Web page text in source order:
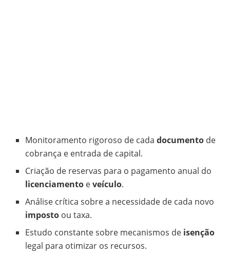
Monitoramento rigoroso de cadadocumento de
cobrança e entrada de capital.
Criação de reservas para o pagamento anual do
licenciamento eveículo.
Análise crítica sobre a necessidade de cada novo
imposto ou taxa.
Estudo constante sobre mecanismos de isenção
legal para otimizar os recursos.